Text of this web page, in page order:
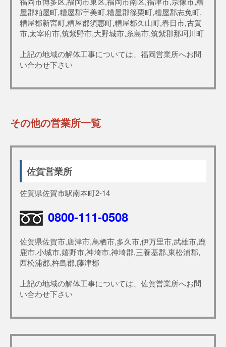
屋郡粕屋町,糟屋郡宇美町,糟屋郡篠栗町,糟屋郡志免町,
糟屋郡新宮町,糟屋郡須惠町,糟屋郡久山町,春日市,古賀
市,太宰府市,筑紫野市,大野城市,糸島市,筑紫郡那珂川町
上記の地域の解体工事については、福岡営業所へお問
い合わせ下さい
その他の営業所一覧
佐賀営業所
佐賀県佐賀市駅南本町2-14
0800-111-0508
佐賀県佐賀市,唐津市,鳥栖市,多久市,伊万里市,武雄市,鹿
鹿市,小城市,嬉野市,神埼市,神埼郡,三養基郡,東松浦郡,
西松浦郡,杵島郡,藤津郡
上記の地域の解体工事については、佐賀営業所へお問
い合わせ下さい